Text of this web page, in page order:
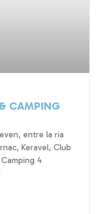
CAMPING
entre la ria
Keravel, Club
4